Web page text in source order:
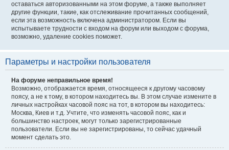
оставаться авторизованными на этом форуме, а также выполняет
другие функции, такие, как отслеживание прочитанных сообщений,
если эта возможность включена администратором. Если вы
испытываете трудности с входом на форум или выходом с форума,
возможно, удаление cookies поможет.
Параметры и настройки пользователя
На форуме неправильное время!
Возможно, отображается время, относящееся к другому часовому
поясу, а не к тому, в котором находитесь вы. В этом случае измените в
личных настройках часовой пояс на тот, в котором вы находитесь:
Москва, Киев и т.д. Учтите, что изменять часовой пояс, как и
большинство настроек, могут только зарегистрированные
пользователи. Если вы не зарегистрированы, то сейчас удачный
момент сделать это.